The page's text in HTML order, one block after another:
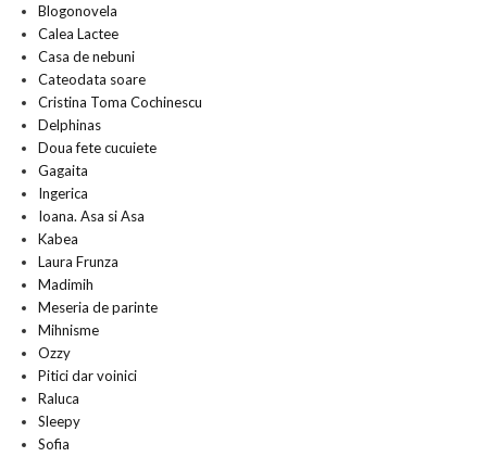
Blogonovela
Calea Lactee
Casa de nebuni
Cateodata soare
Cristina Toma Cochinescu
Delphinas
Doua fete cucuiete
Gagaita
Ingerica
Ioana. Asa si Asa
Kabea
Laura Frunza
Madimih
Meseria de parinte
Mihnisme
Ozzy
Pitici dar voinici
Raluca
Sleepy
Sofia